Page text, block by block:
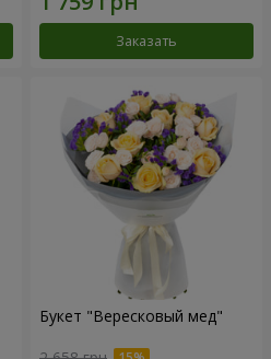
Заказать
Букет "Вересковый мед"